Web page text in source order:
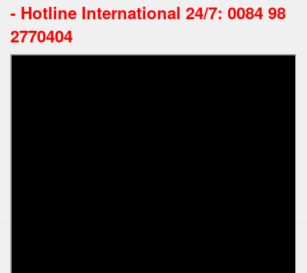
- Hotline International 24/7: 0084 98
2770404